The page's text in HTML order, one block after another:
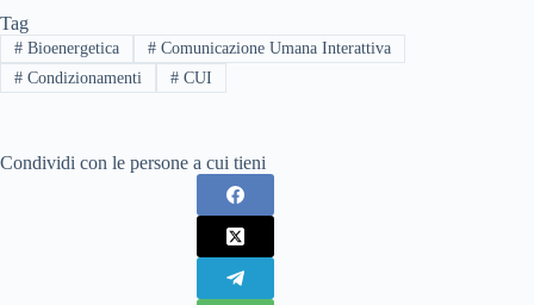
Tag
#Bioenergetica #Comunicazione Umana Interattiva
#Condizionamenti #CUI
Condividi con le persone a cui tieni